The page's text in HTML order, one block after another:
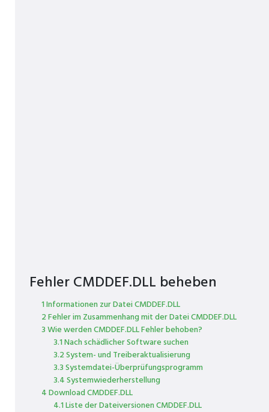
Fehler CMDDEF.DLL beheben
1 Informationen zur Datei CMDDEF.DLL
2 Fehler im Zusammenhang mit der Datei CMDDEF.DLL
3 Wie werden CMDDEF.DLL Fehler behoben?
3.1 Nach schädlicher Software suchen
3.2 System- und Treiberaktualisierung
3.3 Systemdatei-Überprüfungsprogramm
3.4 Systemwiederherstellung
4 Download CMDDEF.DLL
4.1 Liste der Dateiversionen CMDDEF.DLL